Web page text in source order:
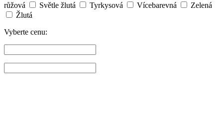
růžová
Světle žlutá Tyrkysová Vícebarevná
Zelená
Žlutá
Vyberte cenu: